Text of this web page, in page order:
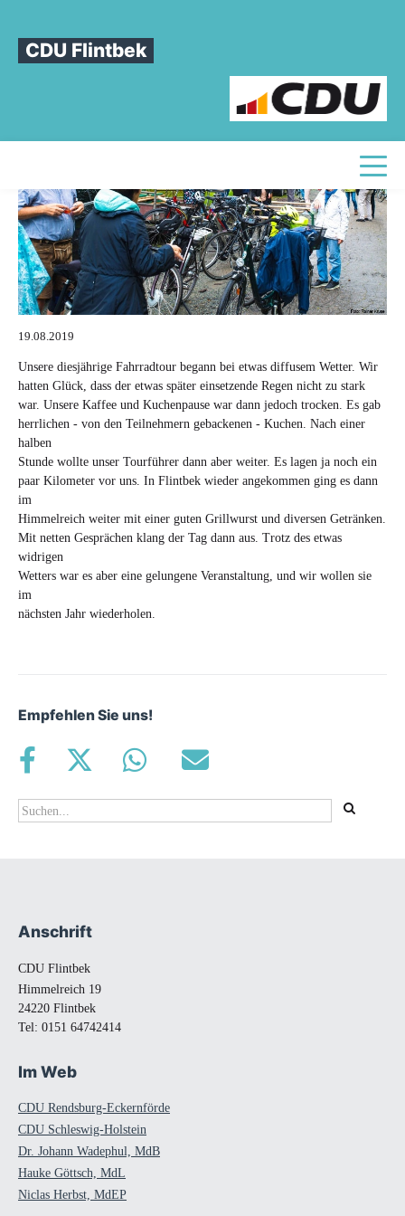
CDU Flintbek
Sie sind hier
Fahrradtour2019
19.08.2019
Unsere diesjährige Fahrradtour begann bei etwas diffusem Wetter. Wir
hatten Glück, dass der etwas später einsetzende Regen nicht zu stark
war. Unsere Kaffee und Kuchenpause war dann jedoch trocken. Es gab
herrlichen - von den Teilnehmern gebackenen - Kuchen. Nach einer
halben
Stunde wollte unser Tourführer dann aber weiter. Es lagen ja noch ein
paar Kilometer vor uns. In Flintbek wieder angekommen ging es dann
im
Himmelreich weiter mit einer guten Grillwurst und diversen Getränken.
Mit netten Gesprächen klang der Tag dann aus. Trotz des etwas
widrigen
Wetters war es aber eine gelungene Veranstaltung, und wir wollen sie
im
nächsten Jahr wiederholen.
Empfehlen Sie uns!
Suchformular
Suche
Fußbereich
Anschrift
CDU Flintbek
Himmelreich 19
24220 Flintbek
Tel: 0151 64742414
Im Web
CDU Rendsburg-Eckernförde
CDU Schleswig-Holstein
Dr. Johann Wadephul, MdB
Hauke Göttsch, MdL
Niclas Herbst, MdEP